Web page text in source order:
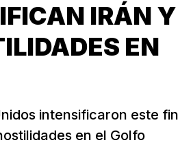
IRÁN Y
EN
intensificaron este fin
en el Golfo